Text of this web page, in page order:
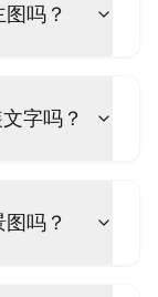
吗？
字吗？
吗？